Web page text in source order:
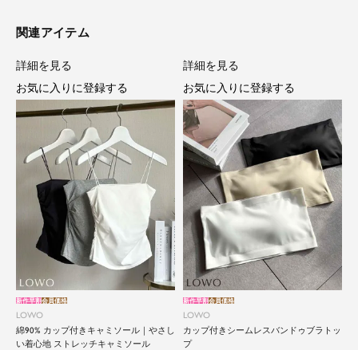
関連アイテム
LOWO
綿90% カップ付きキャミソール｜やさし
い着心地 ストレッチキャミソール
新作早割会員価格
詳細を見る
お気に入りに登録する
LOWO
カップ付きシームレスバンドゥブラトッ
プ
新作早割会員価格
詳細を見る
お気に入りに登録する